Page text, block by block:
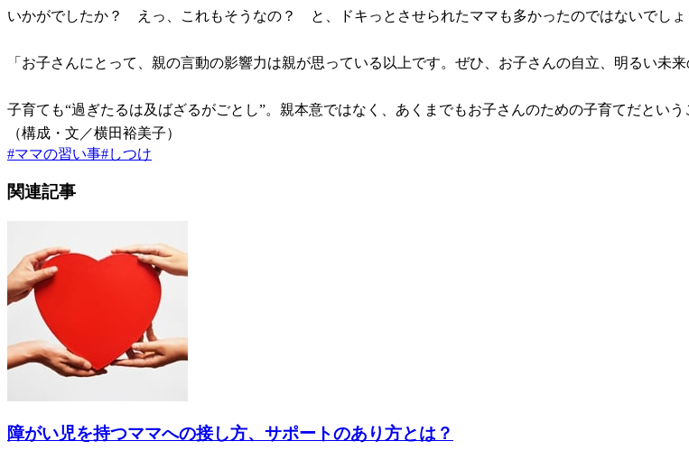
いかがでしたか？ えっ、これもそうなの？ と、ドキっとさせられたママも多かったのではないでし
「お子さんにとって、親の言動の影響力は親が思っている以上です。ぜひ、お子さんの自立、明るい未
子育ても“過ぎたるは及ばざるがごとし”。親本意ではなく、あくまでもお子さんのための子育てだとい
（構成・文／横田裕美子）
#ママの習い事#しつけ
関連記事
障がい児を持つママへの接し方、サポートのあり方とは？